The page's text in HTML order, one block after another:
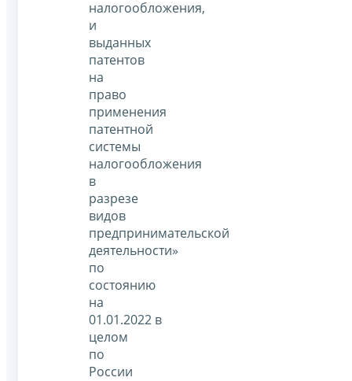
налогообложения,
и
выданных
патентов
на
право
применения
патентной
системы
налогообложения
в
разрезе
видов
предпринимательской
деятельности»
по
состоянию
на
01.01.2022 в
целом
по
России